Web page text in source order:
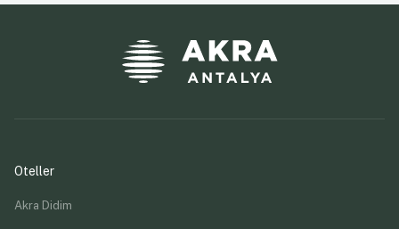
Oteller
Akra Didim